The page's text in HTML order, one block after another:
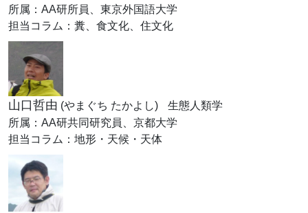
所属：AA研所員、東京外国語大学
担当コラム：糞、食文化、住文化
山口哲由 (やまぐち たかよし)
生態人類学
所属：AA研共同研究員、京都大学
担当コラム：地形・天候・天体